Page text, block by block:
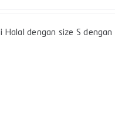
dengan size S dengan